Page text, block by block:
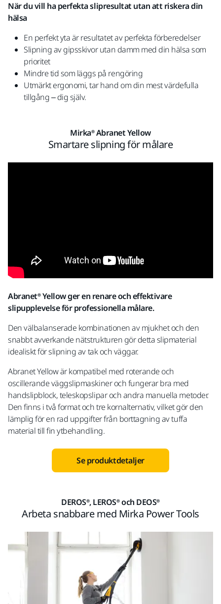
När du vill ha perfekta slipresultat utan att riskera din
hälsa
En perfekt yta är resultatet av perfekta förberedelser
Slipning av gipsskivor utan damm med din hälsa som
prioritet
Mindre tid som läggs på rengöring
Utmärkt ergonomi, tar hand om din mest värdefulla
tillgång – dig själv.
Mirka® Abranet Yellow
Smartare slipning för målare
Abranet® Yellow ger en renare och effektivare
slipupplevelse för professionella målare.
Den välbalanserade kombinationen av mjukhet och den
snabbt avverkande nätstrukturen gör detta slipmaterial
idealiskt för slipning av tak och väggar.
Abranet Yellow är kompatibel med roterande och
oscillerande väggslipmaskiner och fungerar bra med
handslipblock, teleskopslipar och andra manuella metoder.
Den finns i två format och tre kornalternativ, vilket gör den
lämplig för en rad uppgifter från borttagning av tuffa
material till fin ytbehandling.
Se produktdetaljer
DEROS®, LEROS® och DEOS®
Arbeta snabbare med Mirka Power Tools